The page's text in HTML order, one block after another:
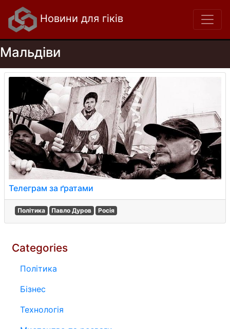
Новини для гіків
Мальдіви
Телеграм за ґратами
Політика Павло Дуров Росія
Categories
Політика
Бізнес
Технологія